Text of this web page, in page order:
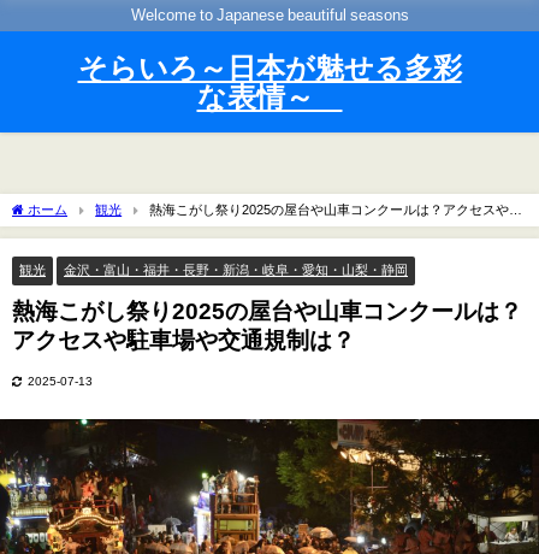
Welcome to Japanese beautiful seasons
そらいろ～日本が魅せる多彩
な表情～
ホーム 観光
熱海こがし祭り2025の屋台や山車コンクールは？アクセスや駐
車場や交通規制は？
観光 金沢・富山・福井・長野・新潟・岐阜・愛知・山梨・静岡
熱海こがし祭り2025の屋台や山車コンクールは？
アクセスや駐車場や交通規制は？
2025-07-13